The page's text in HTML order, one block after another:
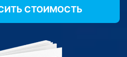
CТОИМОСТЬ